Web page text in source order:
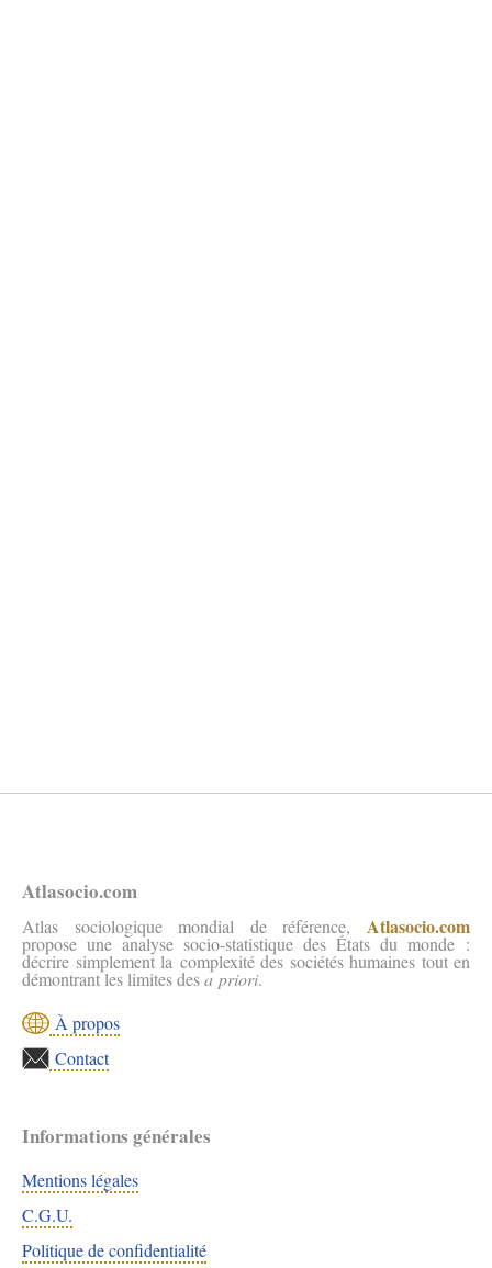
Atlasocio.com
Atlas sociologique mondial de référence, Atlasocio.com
propose une analyse socio-statistique des États du monde :
décrire simplement la complexité des sociétés humaines tout en
démontrant les limites desa priori.
À propos
Contact
Informations générales
Mentions légales
C.G.U.
Politique de confidentialité